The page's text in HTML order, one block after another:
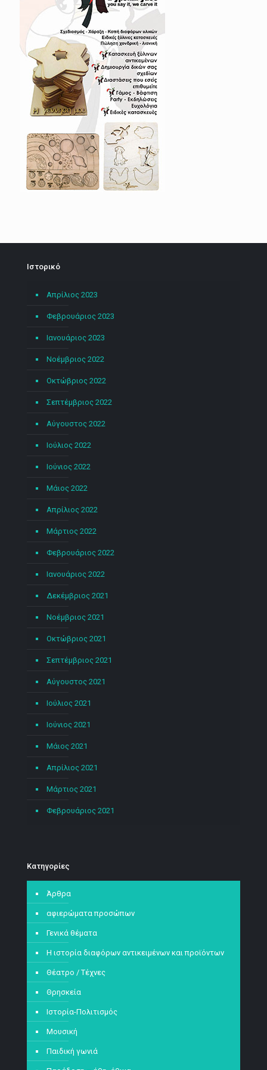
Ιστορικό
Απρίλιος 2023
Φεβρουάριος 2023
Ιανουάριος 2023
Νοέμβριος 2022
Οκτώβριος 2022
Σεπτέμβριος 2022
Αύγουστος 2022
Ιούλιος 2022
Ιούνιος 2022
Μάιος 2022
Απρίλιος 2022
Μάρτιος 2022
Φεβρουάριος 2022
Ιανουάριος 2022
Δεκέμβριος 2021
Νοέμβριος 2021
Οκτώβριος 2021
Σεπτέμβριος 2021
Αύγουστος 2021
Ιούλιος 2021
Ιούνιος 2021
Μάιος 2021
Απρίλιος 2021
Μάρτιος 2021
Φεβρουάριος 2021
Kατηγορίες
Άρθρα
αφιερώματα προσώπων
Γενικά θέματα
Η ιστορία διαφόρων αντικειμένων και προϊόντων
Θέατρο / Τέχνες
Θρησκεία
Ιστορία-Πολιτισμός
Μουσική
Παιδική γωνιά